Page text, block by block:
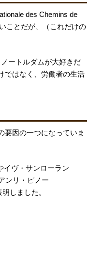
des Chemins de
ことだが、（これだけの
ートルダムが大好きだ
ではなく、労働者の生活
要因の一つになっていま
イヴ・サンローラン
ンリ・ピノー
しました。